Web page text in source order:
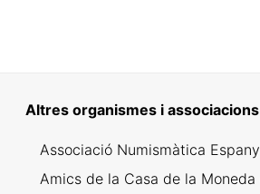
Altres organismes i associacions
Associació Numismàtica
Amics de la Casa de la Moneda